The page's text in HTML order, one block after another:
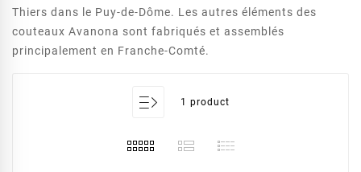
Thiers dans le Puy-de-Dôme. Les autres éléments des
couteaux Avanona sont fabriqués et assemblés
principalement en Franche-Comté.
1 product